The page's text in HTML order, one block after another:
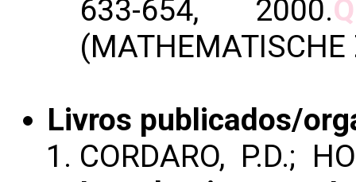
633-654, 2000.
Livros publicados/
CORDARO, P.D.;